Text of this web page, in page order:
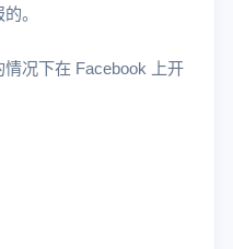
。
况下在 Facebook 上开